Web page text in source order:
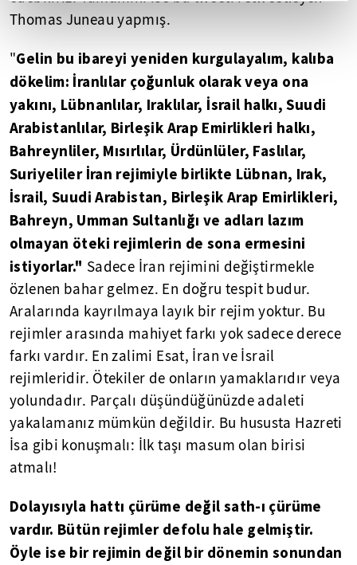
Thomas Juneau yapmış.
"Gelin bu ibareyi yeniden kurgulayalım, kalıba
dökelim: İranlılar çoğunluk olarak veya ona
yakını, Lübnanlılar, Iraklılar, İsrail halkı, Suudi
Arabistanlılar, Birleşik Arap Emirlikleri halkı,
Bahreynliler, Mısırlılar, Ürdünlüler, Faslılar,
Suriyeliler İran rejimiyle birlikte Lübnan, Irak,
İsrail, Suudi Arabistan, Birleşik Arap Emirlikleri,
Bahreyn, Umman Sultanlığı ve adları lazım
olmayan öteki rejimlerin de sona ermesini
istiyorlar." Sadece İran rejimini değiştirmekle
özlenen bahar gelmez. En doğru tespit budur.
Aralarında kayrılmaya layık bir rejim yoktur. Bu
rejimler arasında mahiyet farkı yok sadece derece
farkı vardır. En zalimi Esat, İran ve İsrail
rejimleridir. Ötekiler de onların yamaklarıdır veya
yolundadır. Parçalı düşündüğünüzde adaleti
yakalamanız mümkün değildir. Bu hususta Hazreti
İsa gibi konuşmalı: İlk taşı masum olan birisi
atmalı!
Dolayısıyla hattı çürüme değil sath-ı çürüme
vardır. Bütün rejimler defolu hale gelmiştir.
Öyle ise bir rejimin değil bir dönemin sonundan